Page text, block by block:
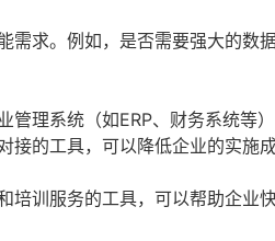
需求。例如，是否需要强大的数
管理系统（如ERP、财务系统等
的工具，可以降低企业的实施成
培训服务的工具，可以帮助企业